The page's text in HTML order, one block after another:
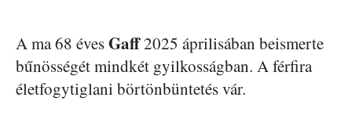
A ma 68 évesGaff2025 áprilisában beismerte
bűnösségét mindkét gyilkosságban. A férfira
életfogytiglani börtönbüntetés vár.